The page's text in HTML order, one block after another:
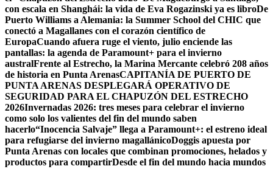
con escala en Shanghái: la vida de Eva Rogazinski ya es libroDe
Puerto Williams a Alemania: la Summer School del CHIC que
conectó a Magallanes con el corazón científico de
EuropaCuando afuera ruge el viento, julio enciende las
pantallas: la agenda de Paramount+ para el invierno
australFrente al Estrecho, la Marina Mercante celebró 208 años
de historia en Punta ArenasCAPITANÍA DE PUERTO DE
PUNTA ARENAS DESPLEGARÁ OPERATIVO DE
SEGURIDAD PARA EL CHAPUZÓN DEL ESTRECHO
2026Invernadas 2026: tres meses para celebrar el invierno
como solo los valientes del fin del mundo saben
hacerlo“Inocencia Salvaje” llega a Paramount+: el estreno ideal
para refugiarse del invierno magallánicoDoggis apuesta por
Punta Arenas con locales que combinan promociones, helados y
productos para compartirDesde el fin del mundo hacia mundos